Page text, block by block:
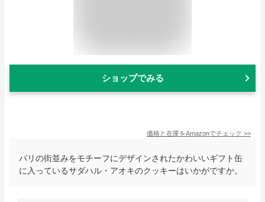
ショップでみる
価格と在庫をAmazonでチェック >>
パリの街並みをモチーフにデザインされたかわいいギフト缶
に入っているサダハル・アオキのクッキーはいかがですか。